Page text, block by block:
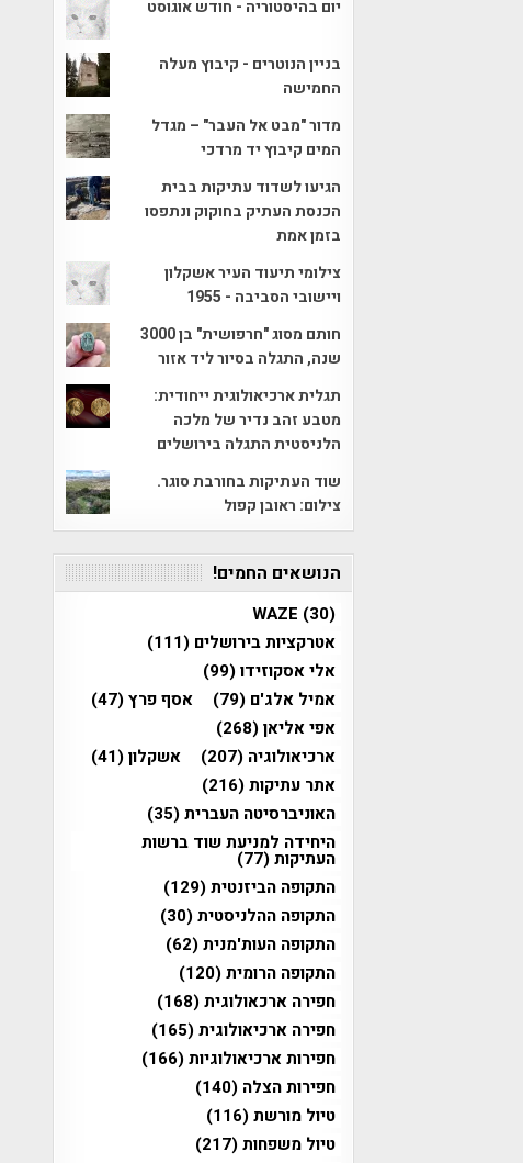
יום בהיסטוריה - חודש אוגוסט
בניין הנוטרים - קיבוץ מעלה
החמישה
מדור "מבט אל העבר" – מגדל
המים קיבוץ יד מרדכי
הגיעו לשדוד עתיקות בבית
הכנסת העתיק בחוקוק ונתפסו
בזמן אמת
צילומי תיעוד העיר אשקלון
ויישובי הסביבה - 1955
חותם מסוג "חרפושית" בן 3000
שנה, התגלה בסיור ליד אזור
תגלית ארכיאולוגית ייחודית:
מטבע זהב נדיר של מלכה
הלניסטית התגלה בירושלים
שוד העתיקות בחורבת סוגר.
צילום: ראובן קפול
הנושאים החמים!
WAZE (30)
אטרקציות בירושלים (111)
אלי אסקוזידו(99)
אמיל אלג'ם (79) אסף פרץ(47)
אפי אליאן(268)
ארכיאולוגיה (207) אשקלון(41)
אתר עתיקות(216)
האוניברסיטה העברית(35)
היחידה למניעת שוד ברשות
העתיקות(77)
התקופה הביזנטית(129)
התקופה ההלניסטית(30)
התקופה העות'מנית(62)
התקופה הרומית(120)
חפירה ארכאולוגית(168)
חפירה ארכיאולוגית(165)
חפירות ארכיאולוגיות(166)
חפירות הצלה (140)
טיול מורשת(116)
טיול משפחות(217)